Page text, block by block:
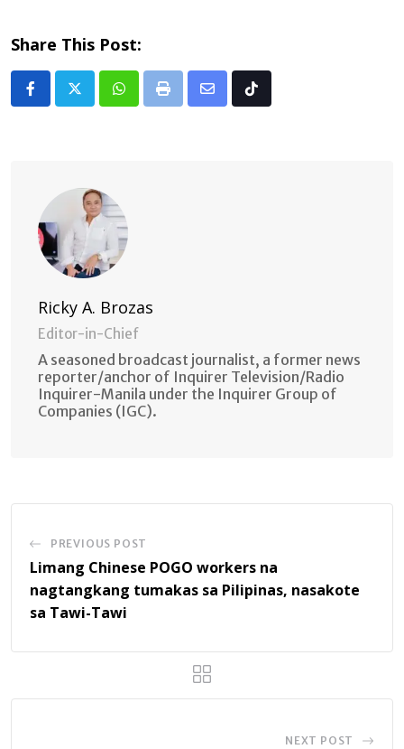
Share This Post:
Whatsapp
Print
Share Tiktok
Ricky A. Brozas
Editor-in-Chief
A seasoned broadcast journalist, a former news
reporter/anchor of Inquirer Television/Radio
Inquirer-Manila under the Inquirer Group of
Companies (IGC).
PREVIOUS POST
Limang Chinese POGO workers na
nagtangkang tumakas sa Pilipinas, nasakote
sa Tawi-Tawi
NEXT POST